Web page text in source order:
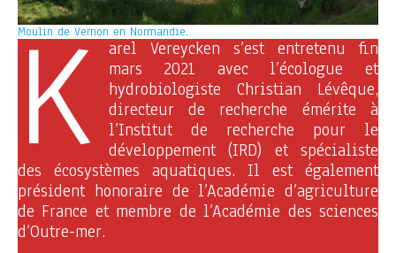
Moulin de Vernon en Normandie.
K
arel Vereycken s’est entretenu fin
mars 2021 avec l’écologue et
hydrobiologiste Christian Lévêque,
directeur de recherche émérite à
l’Institut de recherche pour le
développement (IRD) et spécialiste
des écosystèmes aquatiques. Il est également
président honoraire de l’Académie d’agriculture
de France et membre de l’Académie des sciences
d’Outre-mer.